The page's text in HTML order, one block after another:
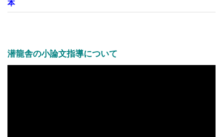
本
潜龍舎の小論文指導について